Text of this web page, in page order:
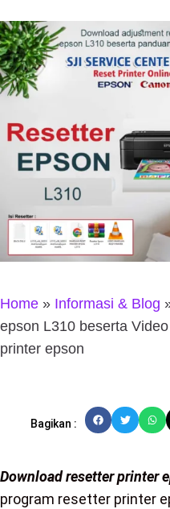
Home » Informasi & Blog
epson L310 beserta
printer epson
Bagikan :
Download resetter printer
program resetter printer